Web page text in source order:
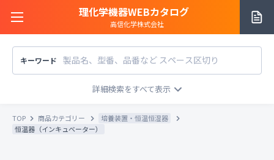
理化学機器WEBカタログ
高信化学株式会社
サイトご利用方法
キーワード
メーカー/販売元
TOP 商品カテゴリー
培養装置・恒温恒湿器
恒温器（インキュベーター）